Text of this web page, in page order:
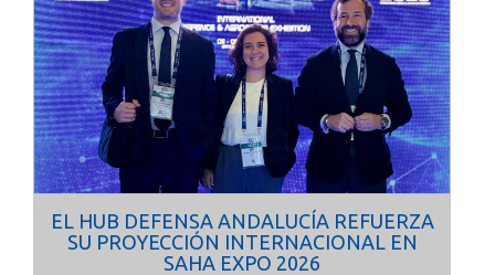
EL HUB DEFENSA ANDALUCÍA REFUERZA
SU PROYECCIÓN INTERNACIONAL EN
SAHA EXPO 2026